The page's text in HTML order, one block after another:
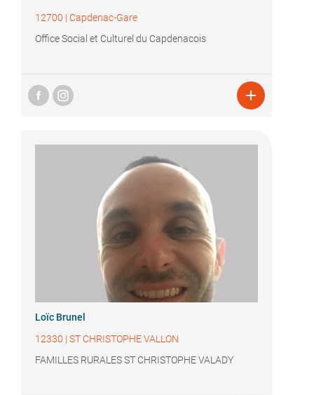
12700 | Capdenac-Gare
Office Social et Culturel du Capdenacois

Loïc Brunel
12330 | ST CHRISTOPHE VALLON
FAMILLES RURALES ST CHRISTOPHE VALADY